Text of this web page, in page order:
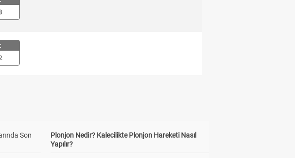
Son
Plonjon Nedir? Kalecilikte Plonjon Hareketi Nasıl
Yapılır?